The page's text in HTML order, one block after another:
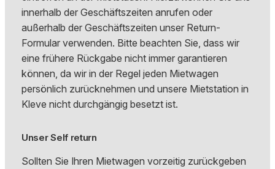
innerhalb der Geschäftszeiten anrufen oder
außerhalb der Geschäftszeiten unser Return-
Formular verwenden. Bitte beachten Sie, dass wir
eine frühere Rückgabe nicht immer garantieren
können, da wir in der Regel jeden Mietwagen
persönlich zurücknehmen und unsere Mietstation in
Kleve nicht durchgängig besetzt ist.
Unser Self return
Sollten Sie Ihren Mietwagen vorzeitig zurückgeben